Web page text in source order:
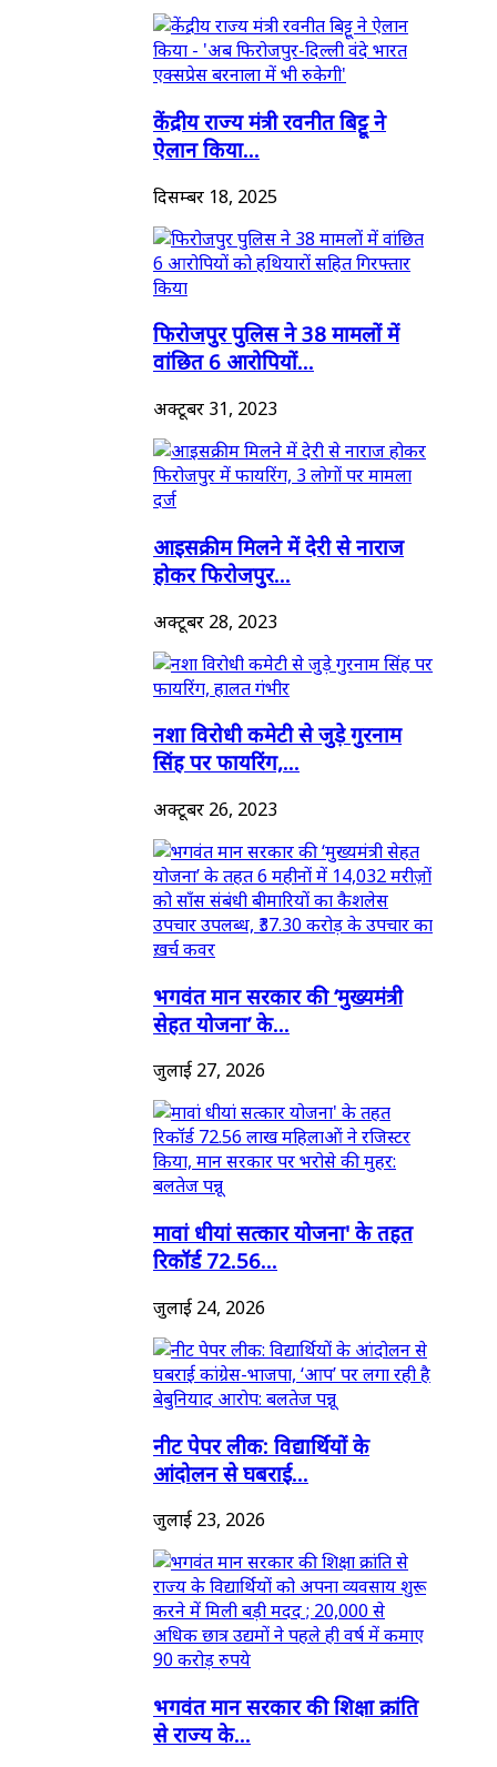
केंद्रीय राज्य मंत्री रवनीत बिट्टू ने
ऐलान किया...
दिसम्बर 18, 2025
फिरोजपुर पुलिस ने 38 मामलों में
वांछित 6 आरोपियों...
अक्टूबर 31, 2023
आइसक्रीम मिलने में देरी से नाराज
होकर फिरोजपुर...
अक्टूबर 28, 2023
नशा विरोधी कमेटी से जुड़े गुरनाम
सिंह पर फायरिंग,...
अक्टूबर 26, 2023
भगवंत मान सरकार की ‘मुख्यमंत्री
सेहत योजना’ के...
जुलाई 27, 2026
मावां धीयां सत्कार योजना' के तहत
रिकॉर्ड 72.56...
जुलाई 24, 2026
नीट पेपर लीक: विद्यार्थियों के
आंदोलन से घबराई...
जुलाई 23, 2026
भगवंत मान सरकार की शिक्षा क्रांति
से राज्य के...